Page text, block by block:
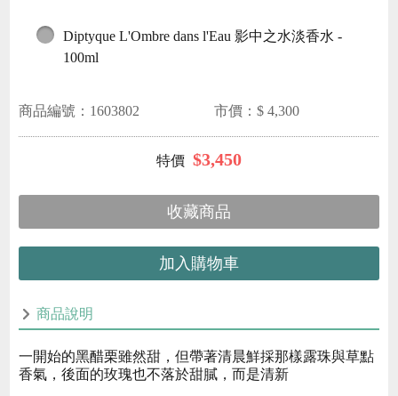
Diptyque L'Ombre dans l'Eau 影中之水淡香水 -
100ml
商品編號： 1603802 市價：$4,300
$3,450
收藏商品
加入購物車
商品說明
一開始的黑醋栗雖然甜，但帶著清晨鮮採那樣露珠與草點
香氣，後面的玫瑰也不落於甜膩，而是清新